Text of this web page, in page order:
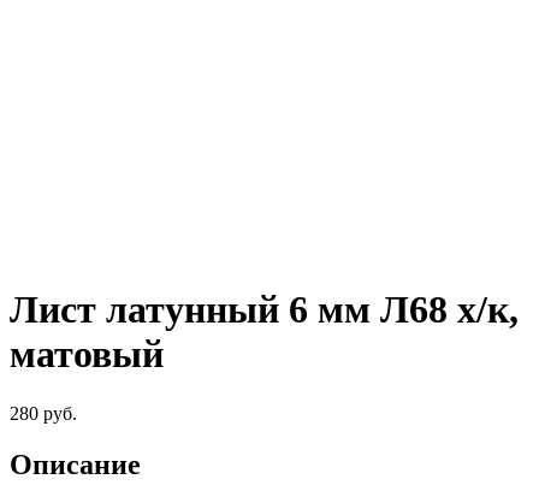
Лист латунный 6 мм Л68 х/к,
матовый
280 руб.
Описание